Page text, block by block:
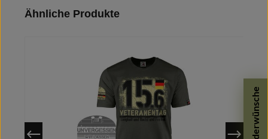
Sonderwünsche
Produktgalerie überspringen
Ähnliche Produkte